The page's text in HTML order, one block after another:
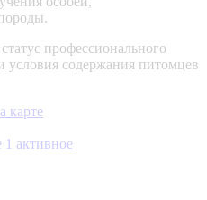
профессионального
условия содержания питомцев
карте
активное